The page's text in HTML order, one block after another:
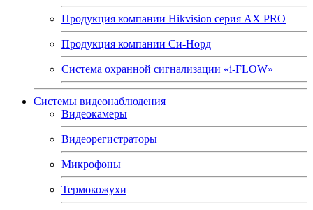
Продукция компании Hikvision серия AX PRO
Продукция компании Си-Норд
Система охранной сигнализации «i-FLOW»
Системы видеонаблюдения
Видеокамеры
Видеорегистраторы
Микрофоны
Термокожухи